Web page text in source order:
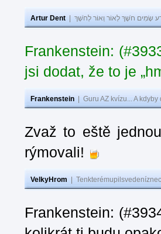
Artur Dent שָׂמִים חֹשֶׁךְ לְאוֹר וְאוֹר לְחֹשֶׁךְ
Frankenstein:
jsi dodat, že to je
Frankenstein Guru AZ kvízu... A
Zvaž to eště
rýmovali!
VelkyHrom
Frankenstein: